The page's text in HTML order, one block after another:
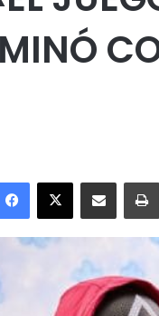
Facebook
X Enviar vía email